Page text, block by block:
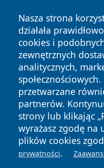
Nasza strona
działała
cookies i
zewnętrznych
analitycznych,
przetwarzane
partnerów.
strony lub klikając
wyrażasz zgodę na
plików cookies
prywatności.
Copyright © 2026
News Autorzy